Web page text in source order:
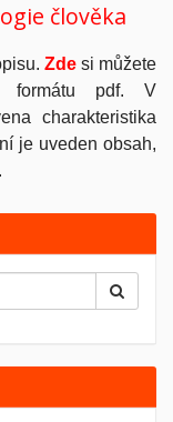
člověka
Zde si můžete
formátu pdf. V
charakteristika
je uveden obsah,